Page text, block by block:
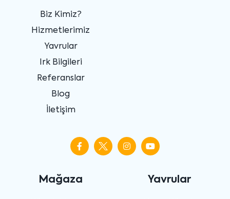
Biz Kimiz?
Hizmetlerimiz
Yavrular
Irk Bilgileri
Referanslar
Blog
İletişim
Mağaza Yavrular